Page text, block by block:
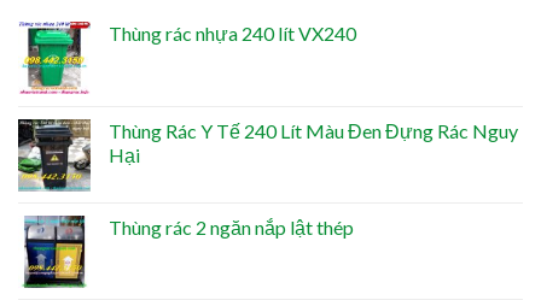
Thùng rác nhựa 240 lít VX240
Thùng Rác Y Tế 240 Lít Màu Đen Đựng Rác Nguy
Hại
Thùng rác 2 ngăn nắp lật thép